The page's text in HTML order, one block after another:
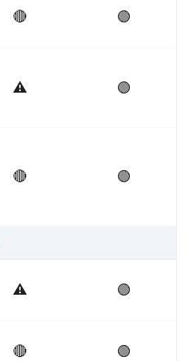
🔴 🟢
⚠️ 🟢
🔴 🟢
⚠️ 🟢
🔴 🟢